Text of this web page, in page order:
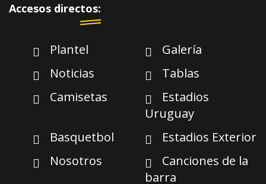
Accesos directos:
Plantel
Galería
Noticias
Tablas
Camisetas
Estadios
Uruguay
Basquetbol
Estadios Exterior
Nosotros
Canciones de la
barra